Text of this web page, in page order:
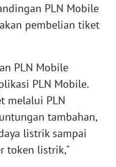
PLN Mobile
pembelian tiket
PLN Mobile
PLN Mobile.
melalui PLN
tambahan,
listrik sampai
token listrik,"